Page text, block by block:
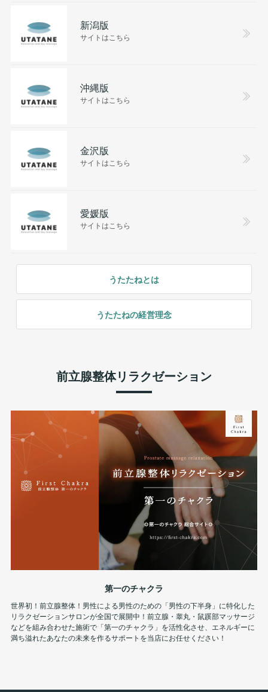
新潟版
サイトはこちら
沖縄版
サイトはこちら
金沢版
サイトはこちら
愛媛版
サイトはこちら
うたたねとは
うたたねの経営理念
前立腺整体リラクゼーション
第一のチャクラ
世界初！前立腺整体！男性による男性のための「男性の下半身」に特化した
リラクゼーションサロンが全国で展開中！前立腺・睾丸・鼠蹊部マッサージ
などを組み合わせた施術で「第一のチャクラ」を活性化させ、エネルギーに
満ち溢れたあなたの未来を作るサポートを当店にお任せください！